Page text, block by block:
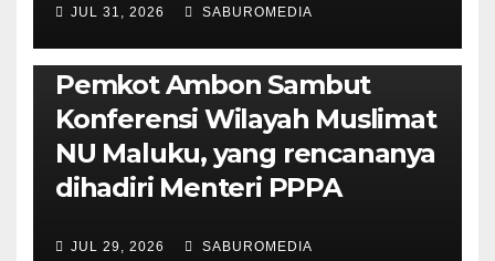
JUL 31, 2026 SABUROMEDIA
AMBON METRO JURNALISME AKTIVIS
POLITIK & PEMERINTAHAN
Pemkot Ambon Sambut
Konferensi Wilayah Muslimat
NU Maluku, yang rencananya
dihadiri Menteri PPPA
JUL 29, 2026 SABUROMEDIA